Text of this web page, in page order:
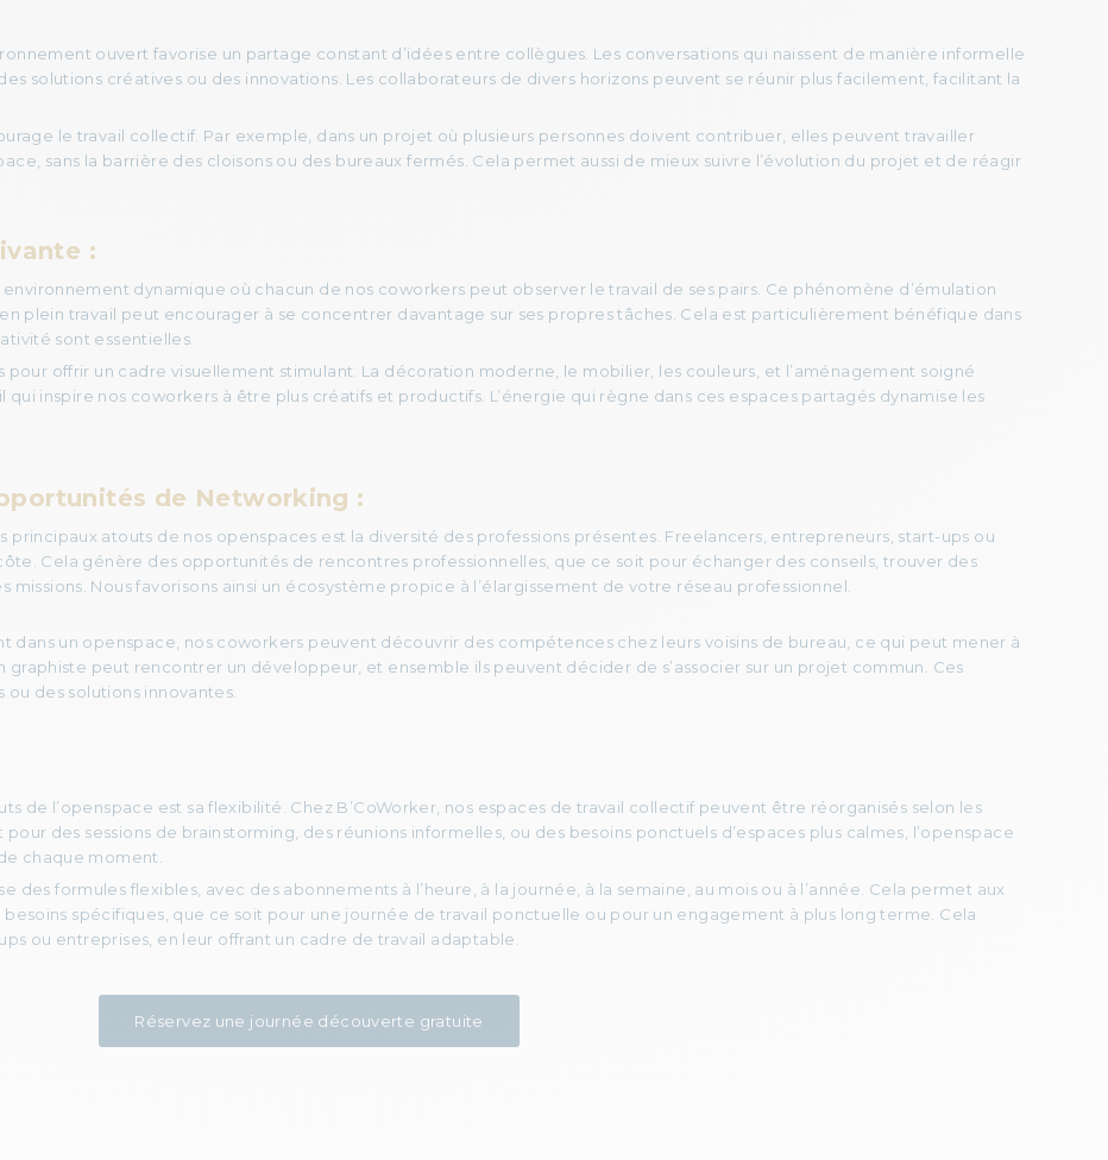
ouvert favorise un partage constant d’idées entre collègues. Les conversations qui naissent de manière informelle
solutions créatives ou des innovations. Les collaborateurs de divers horizons peuvent se réunir plus facilement, facilitant la
le travail collectif. Par exemple, dans un projet où plusieurs personnes doivent contribuer, elles peuvent travailler
sans la barrière des cloisons ou des bureaux fermés. Cela permet aussi de mieux suivre l’évolution du projet et de réagir
:
environnement dynamique où chacun de nos coworkers peut observer le travail de ses pairs. Ce phénomène d’émulation
plein travail peut encourager à se concentrer davantage sur ses propres tâches. Cela est particulièrement bénéfique dans
sont essentielles.
pour offrir un cadre visuellement stimulant. La décoration moderne, le mobilier, les couleurs, et l’aménagement soigné
inspire nos coworkers à être plus créatifs et productifs. L’énergie qui règne dans ces espaces partagés dynamise les
de Networking :
principaux atouts de nos openspaces est la diversité des professions présentes. Freelancers, entrepreneurs, start-ups ou
Cela génère des opportunités de rencontres professionnelles, que ce soit pour échanger des conseils, trouver des
Nous favorisons ainsi un écosystème propice à l’élargissement de votre réseau professionnel.
dans un openspace, nos coworkers peuvent découvrir des compétences chez leurs voisins de bureau, ce qui peut mener à
peut rencontrer un développeur, et ensemble ils peuvent décider de s’associer sur un projet commun. Ces
des solutions innovantes.
de l’openspace est sa flexibilité. Chez B’CoWorker, nos espaces de travail collectif peuvent être réorganisés selon les
des sessions de brainstorming, des réunions informelles, ou des besoins ponctuels d’espaces plus calmes, l’openspace
chaque moment.
des formules flexibles, avec des abonnements à l’heure, à la journée, à la semaine, au mois ou à l’année. Cela permet aux
besoins spécifiques, que ce soit pour une journée de travail ponctuelle ou pour un engagement à plus long terme. Cela
ou entreprises, en leur offrant un cadre de travail adaptable.
Réservez une journée découverte gratuite